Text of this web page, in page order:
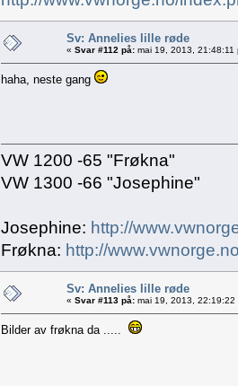
Sv: Annelies lille røde
« Svar #112 på: mai 19, 2013, 21:48:11
haha, neste gang
VW 1200 -65 "Frøkna"
VW 1300 -66 "Josephine"
Josephine: http://
Frøkna: http://
Sv: Annelies lille røde
« Svar #113 på: mai 19, 2013, 22:19:22
Bilder av frøkna da .....